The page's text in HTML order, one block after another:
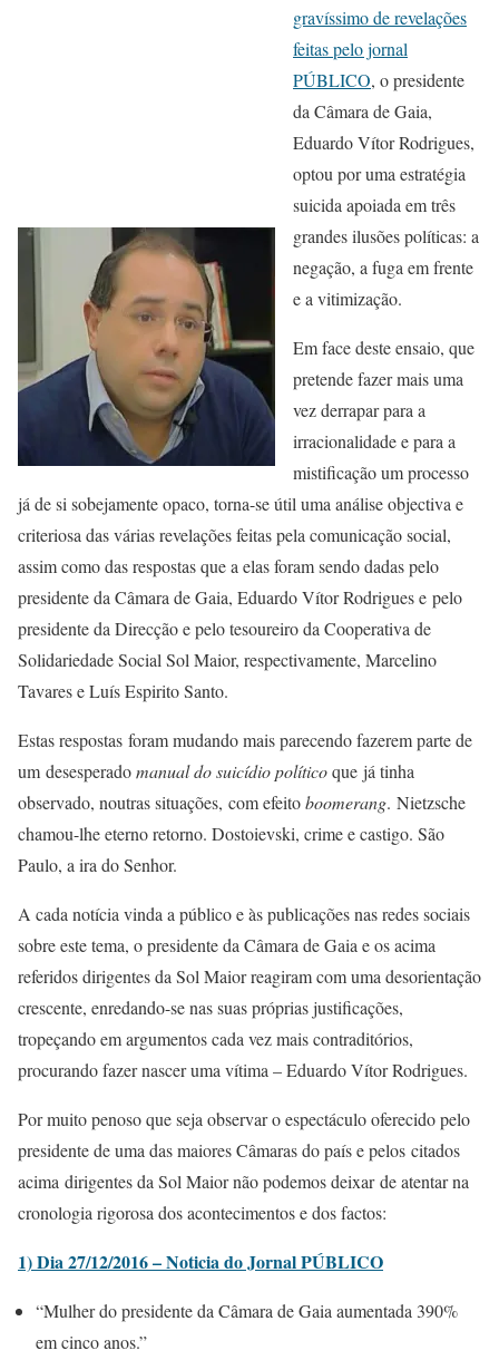
gravíssimo de revelações
feitas pelo jornal
PÚBLICO, o presidente
da Câmara de Gaia,
Eduardo Vítor Rodrigues,
optou por uma estratégia
suicida apoiada em três
grandes ilusões políticas: a
negação, a fuga em frente
e a vitimização.
Em face deste ensaio, que
pretende fazer mais uma
vez derrapar para a
irracionalidade e para a
mistificação um processo
já de si sobejamente opaco, torna-se útil uma análise objectiva e
criteriosa das várias revelações feitas pela comunicação social,
assim como das respostas que a elas foram sendo dadas pelo
presidente da Câmara de Gaia, Eduardo Vítor Rodrigues e pelo
presidente da Direcção e pelo tesoureiro da Cooperativa de
Solidariedade Social Sol Maior, respectivamente, Marcelino
Tavares e Luís Espirito Santo.
Estas respostas foram mudando mais parecendo fazerem parte de
um desesperadomanual do suicídio políticoque já tinha
observado, noutras situações, com efeitoboomerang. Nietzsche
chamou-lhe eterno retorno. Dostoievski, crime e castigo. São
Paulo, a ira do Senhor.
A cada notícia vinda a público e às publicações nas redes sociais
sobre este tema, o presidente da Câmara de Gaia e os acima
referidos dirigentes da Sol Maior reagiram com uma desorientação
crescente, enredando-se nas suas próprias justificações,
tropeçando em argumentos cada vez mais contraditórios,
procurando fazer nascer uma vítima – Eduardo Vítor Rodrigues.
Por muito penoso que seja observar o espectáculo oferecido pelo
presidente de uma das maiores Câmaras do país e pelos citados
acima dirigentes da Sol Maior não podemos deixar de atentar na
cronologia rigorosa dos acontecimentos e dos factos:
1) Dia 27/12/2016 – Noticia do Jornal PÚBLICO
“Mulher do presidente da Câmara de Gaia aumentada 390%
em cinco anos.”